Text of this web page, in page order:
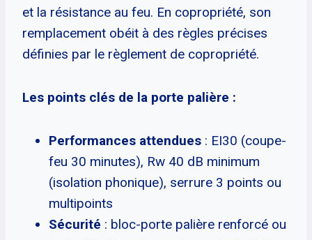
et la résistance au feu. En copropriété, son
remplacement obéit à des règles précises
définies par le règlement de copropriété.
Les points clés de la porte palière :
Performances attendues : EI30 (coupe-
feu 30 minutes), Rw 40 dB minimum
(isolation phonique), serrure 3 points ou
multipoints
Sécurité : bloc-porte palière renforcé ou